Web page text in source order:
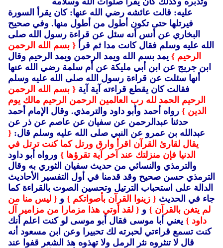
عليه: قالت عائشه رضي الله عنها: كان يقرأ السورة
فيرتلها حتى تكون أطول من أطول منها. وفي صحيح
البخاري عن أنس أنه سئل عن قراءة رسول الله صلى
الله عليه وسلم فقال كانت مدا ثم قرأ { بسم الله الرحمن
الرحيم } يمد بسم الله ويمد الرحمن ويمد الرحيم وقال
ابن جريج عن ابن أبي مليكة عن أم سلمة رضي الله عنها
أنها سئلت عن قراءة رسول الله صلى الله عليه وسلم
فقالت كان يقطع قراءته آية آية { بسم الله الرحمن
الرحيم الحمد لله رب العالمين الرحمن الرحيم مالك يوم
الدين } رواه أحمد وأبو داود والترمذي. وقال الإمام أحمد
حدثنا عبدالرحمن عن سفيان عن عاصم عن ذر عن
عبدالله بن عمرو عن النبي صلى الله عليه وسلم قال: {
يقال لقارئ القرآن اقرأ وارق ورتل كما كنت ترتل في
الدنيا فإن منزلتك عند آخر آية تقرؤها } ورواه أبو داود
والترمذي والنسائي من حديث سفيان الثوري به وقال
الترمذي حسن صحيح وقد قدمنا في أول التفسير الأحاديث
الدالة على استحباب الترتيل وتحسين الصوت بالقراءة كما
جاء في الحديث { زينوا القرآن بأصواتكم } و { ليس منا من
لم يتغن بالقرآن } و { لقد أوتي هذا مزمارا من مزامير آل
داود } يعني أبا موسى فقال أبو موسى لو كنت اعلم أنك
كنت تسمع قراءتي لحبرته لك تحبيرا وعن ابن مسعود أنه
قال لا تنثروه نثر الرمل ولا تهذوه هذ الشعر قفوا عند